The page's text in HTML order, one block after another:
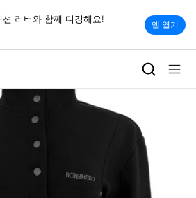
러버와 함께 디깅해요!
앱 열기